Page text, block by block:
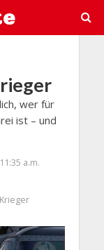
wer für
ist – und
a.m.